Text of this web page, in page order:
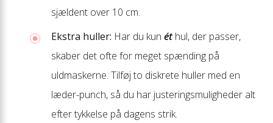
sjældent over 10 cm.
Ekstra huller: Har du kun éthul, der passer,
skaber det ofte for meget spænding på
uldmaskerne. Tilføj to diskrete huller med en
læder-punch, så du har justeringsmuligheder alt
efter tykkelse på dagens strik.